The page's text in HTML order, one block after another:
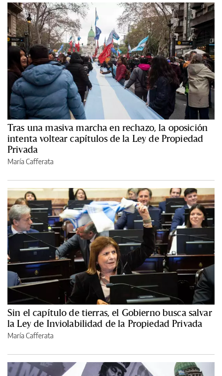
Tras una masiva marcha en rechazo, la oposición
intenta voltear capítulos de la Ley de Propiedad
Privada
María Cafferata
Sin el capítulo de tierras, el Gobierno busca salvar
la Ley de Inviolabilidad de la Propiedad Privada
María Cafferata